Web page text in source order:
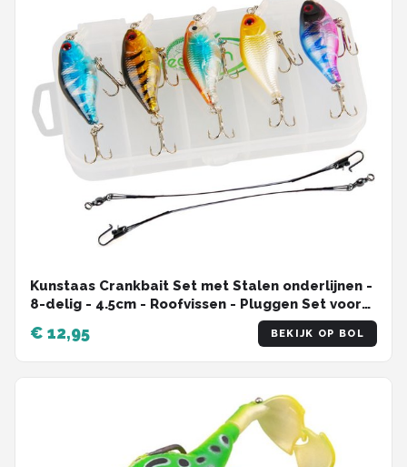
Kunstaas Crankbait Set met Stalen onderlijnen -
8-delig - 4.5cm - Roofvissen - Pluggen Set voor
€ 12,95 BEKIJK OP BOL